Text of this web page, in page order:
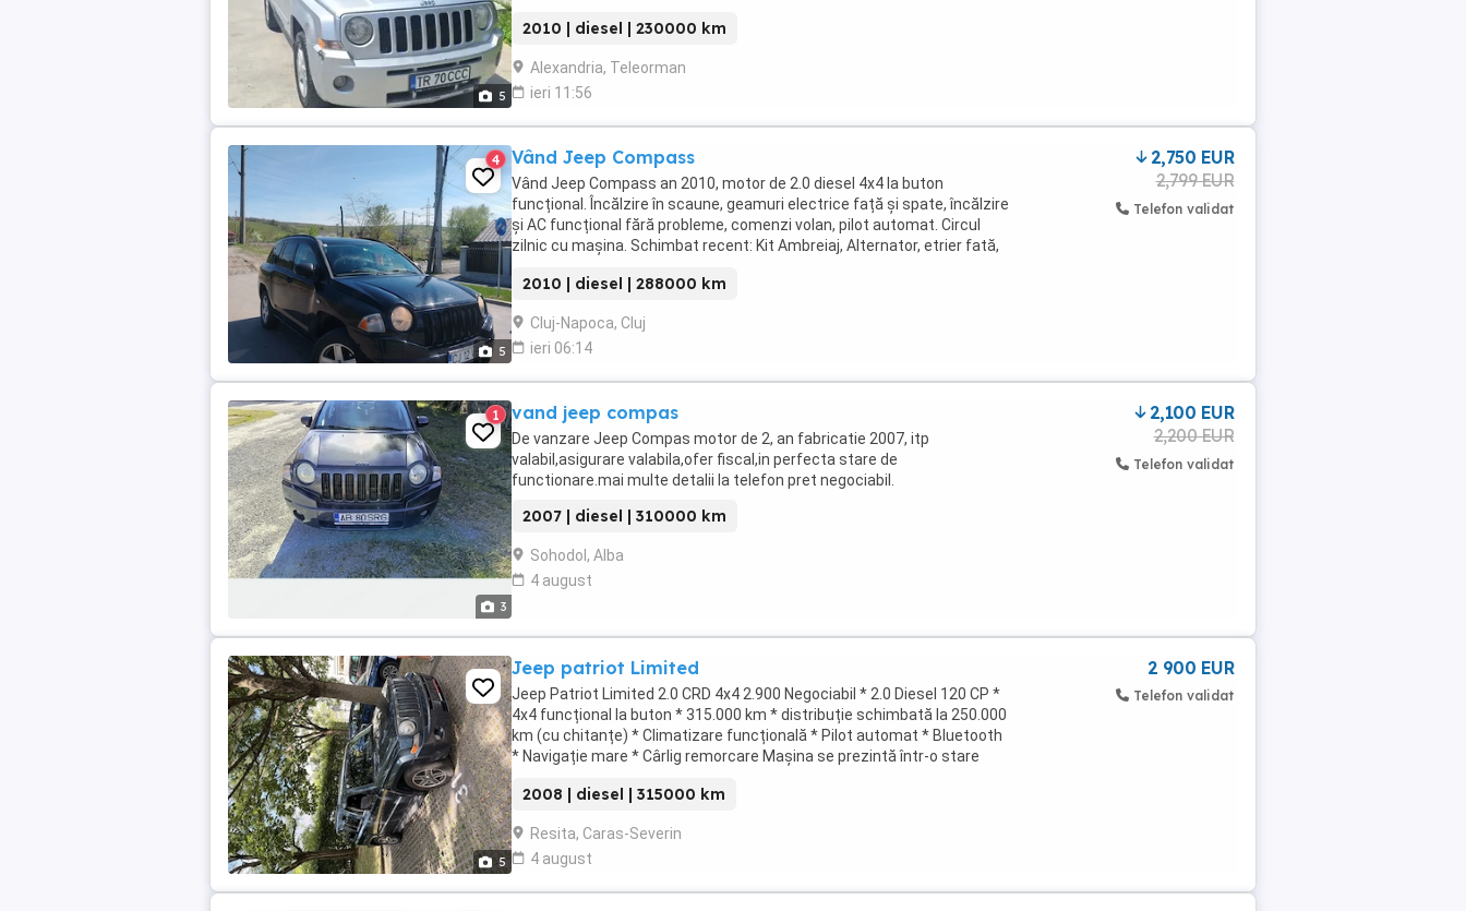
5
2010 | diesel | 230000 km
Alexandria, Teleorman
ieri 11:56
5
4 Vând Jeep Compass
Vând Jeep Compass an 2010, motor de 2.0 diesel 4x4 la buton
funcțional. Încălzire în scaune, geamuri electrice față și spate, încălzire
și AC funcțional fără probleme, comenzi volan, pilot automat. Circul
zilnic cu mașina. Schimbat recent: Kit Ambreiaj, Alternator, etrier fată,
2010 | diesel | 288000 km
Cluj-Napoca, Cluj
ieri 06:14
2,750 EUR
2,799 EUR
Telefon validat
3
1 vand jeep compas
De vanzare Jeep Compas motor de 2, an fabricatie 2007, itp
valabil,asigurare valabila,ofer fiscal,in perfecta stare de
functionare.mai multe detalii la telefon pret negociabil.
2007 | diesel | 310000 km
Sohodol, Alba
4 august
2,100 EUR
2,200 EUR
Telefon validat
5
Jeep patriot Limited
Jeep Patriot Limited 2.0 CRD 4x4 2.900 Negociabil * 2.0 Diesel 120 CP *
4x4 funcțional la buton * 315.000 km * distribuție schimbată la 250.000
km (cu chitanțe) * Climatizare funcțională * Pilot automat * Bluetooth
* Navigație mare * Cârlig remorcare Mașina se prezintă într-o stare
2008 | diesel | 315000 km
Resita, Caras-Severin
4 august
2 900 EUR
Telefon validat